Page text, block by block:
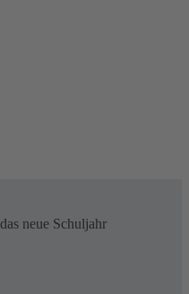
neue Schuljahr